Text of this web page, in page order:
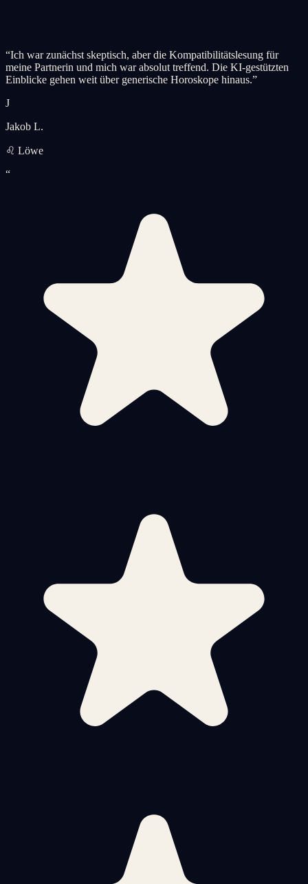
“Ich war zunächst skeptisch, aber die Kompatibilitätslesung für
meine Partnerin und mich war absolut treffend. Die KI-gestützten
Einblicke gehen weit über generische Horoskope hinaus.”
J
Jakob L.
♌ Löwe
“